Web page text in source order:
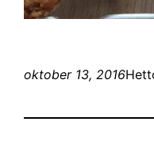
oktober 13, 2016